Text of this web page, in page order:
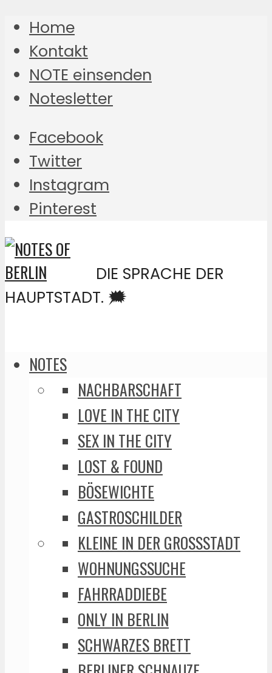
Home
Kontakt
NOTE einsenden
Notesletter
Facebook
Twitter
Instagram
Pinterest
DIE SPRACHE DER
HAUPTSTADT. 🗯️
NOTES
NACHBARSCHAFT
LOVE IN THE CITY
SEX IN THE CITY
LOST & FOUND
BÖSEWICHTE
GASTROSCHILDER
KLEINE IN DER GROSSSTADT
WOHNUNGSSUCHE
FAHRRADDIEBE
ONLY IN BERLIN
SCHWARZES BRETT